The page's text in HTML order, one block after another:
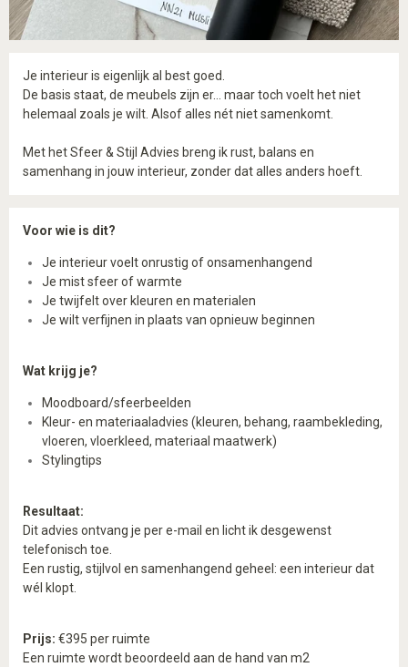
Je interieur is eigenlijk al best goed.
De basis staat, de meubels zijn er… maar toch voelt het niet
helemaal zoals je wilt. Alsof alles nét niet samenkomt.
Met het Sfeer & Stijl Advies breng ik rust, balans en
samenhang in jouw interieur, zonder dat alles anders hoeft.
Voor wie is dit?
Je interieur voelt onrustig of onsamenhangend
Je mist sfeer of warmte
Je twijfelt over kleuren en materialen
Je wilt verfijnen in plaats van opnieuw beginnen
Wat krijg je?
Moodboard/sfeerbeelden
Kleur- en materiaaladvies (kleuren, behang, raambekleding,
vloeren, vloerkleed, materiaal maatwerk)
Stylingtips
Resultaat:
Dit advies ontvang je per e-mail en licht ik desgewenst
telefonisch toe.
Een rustig, stijlvol en samenhangend geheel: een interieur dat
wél klopt.
Prijs: €395 per ruimte
Een ruimte wordt beoordeeld aan de hand van m2